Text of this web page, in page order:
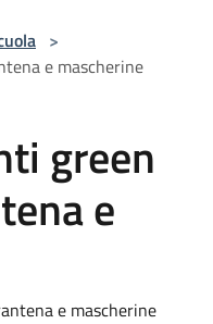
>
e mascherine
green
e
e mascherine